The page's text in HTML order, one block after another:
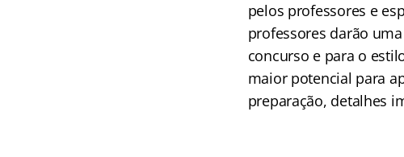
pelos professores e
professores darão
concurso e para o
maior potencial para
preparação, detalhes